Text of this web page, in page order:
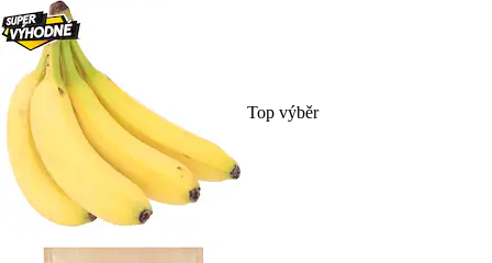
Top výběr